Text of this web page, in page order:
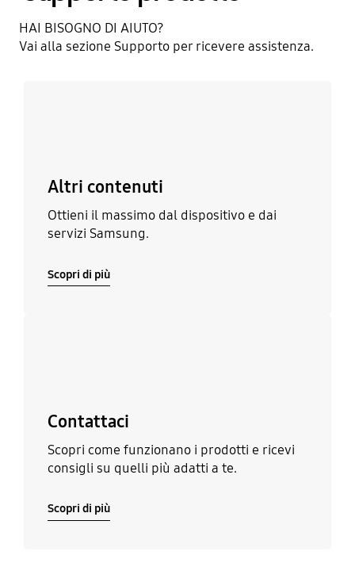
HAI BISOGNO DI AIUTO?​
Vai alla sezione Supporto per ricevere assistenza.​
Altri contenuti
Ottieni il massimo dal dispositivo e dai
servizi Samsung.
Scopri di più
Contattaci
Scopri come funzionano i prodotti e ricevi
consigli su quelli più adatti a te.
Scopri di più